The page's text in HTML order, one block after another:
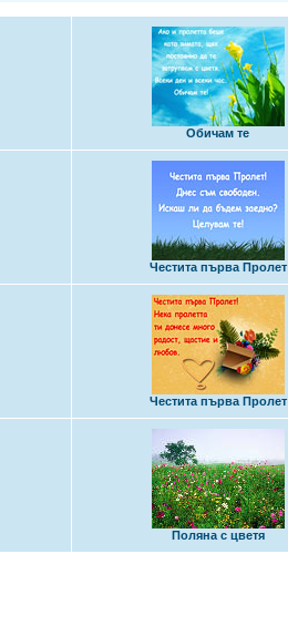
Обичам те
Честита първа Пролет
Честита първа Пролет
Поляна с цветя